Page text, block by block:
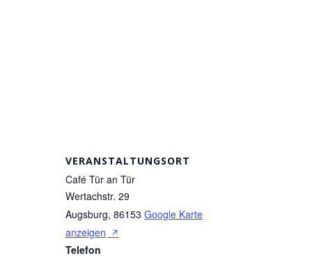
VERANSTALTUNGSORT
Café Tür an Tür
Wertachstr. 29
Augsburg, 86153 Google Karte
anzeigen
Telefon